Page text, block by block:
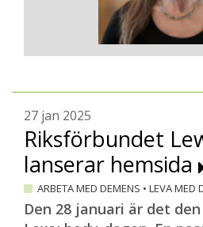
27 jan 2025
Riksförbundet
lanserar hemsida
ARBETA MED DEMENS • LEVA MED
Den 28 januari är det